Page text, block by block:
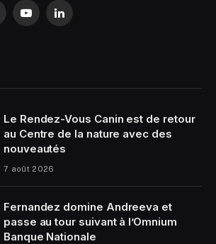
YouTubeLinkedIn
Le Rendez-Vous Canin est de retour
au Centre de la nature avec des
nouveautés
7 août 2026
Fernandez domine Andreeva et
passe au tour suivant à l’Omnium
Banque Nationale